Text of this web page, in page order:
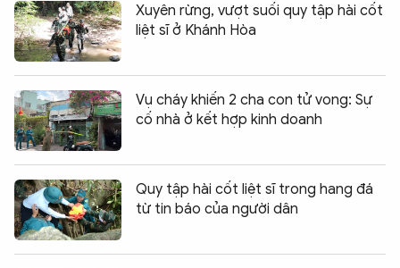
Xuyên rừng, vượt suối quy tập hài cốt
liệt sĩ ở Khánh Hòa
Vụ cháy khiến 2 cha con tử vong: Sự
cố nhà ở kết hợp kinh doanh
Quy tập hài cốt liệt sĩ trong hang đá
từ tin báo của người dân